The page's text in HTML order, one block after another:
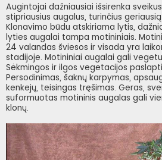
Augintojai dažniausiai išsirenka
stipriausius augalus, turinčius
Klonavimo būdu atskiriama lytis,
lyties augalai tampa motininiais.
24 valandas šviesos ir visada yra
stadijoje. Motininiai augalai gali
Sėkmingos ir ilgos vegetacijos
Persodinimas, šaknų karpymas,
kenkejų, teisingas tręšimas. Geras,
suformuotas motininis augalas gali
klonų.